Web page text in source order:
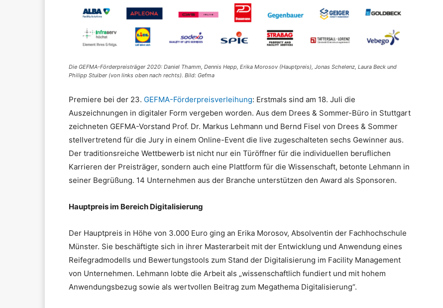
Die GEFMA-Förderpreisträger 2020: Daniel Thamm, Dennis Hepp, Erika Morosov (Hauptpreis), Jonas Schelenz, Laura Beck und
Philipp Stuiber (von links oben nach rechts). Bild: Gefma
Premiere bei der 23. GEFMA-Förderpreisverleihung: Erstmals sind am 18. Juli die
Auszeichnungen in digitaler Form vergeben worden. Aus dem Drees & Sommer-Büro in Stuttgart
zeichneten GEFMA-Vorstand Prof. Dr. Markus Lehmann und Bernd Fisel von Drees & Sommer
stellvertretend für die Jury in einem Online-Event die live zugeschalteten sechs Gewinner aus.
Der traditionsreiche Wettbewerb ist nicht nur ein Türöffner für die individuellen beruflichen
Karrieren der Preisträger, sondern auch eine Plattform für die Wissenschaft, betonte Lehmann in
seiner Begrüßung. 14 Unternehmen aus der Branche unterstützen den Award als Sponsoren.
Hauptpreis im Bereich Digitalisierung
Der Hauptpreis in Höhe von 3.000 Euro ging an Erika Morosov, Absolventin der Fachhochschule
Münster. Sie beschäftigte sich in ihrer Masterarbeit mit der Entwicklung und Anwendung eines
Reifegradmodells und Bewertungstools zum Stand der Digitalisierung im Facility Management
von Unternehmen. Lehmann lobte die Arbeit als „wissenschaftlich fundiert und mit hohem
Anwendungsbezug sowie als wertvollen Beitrag zum Megathema Digitalisierung“.